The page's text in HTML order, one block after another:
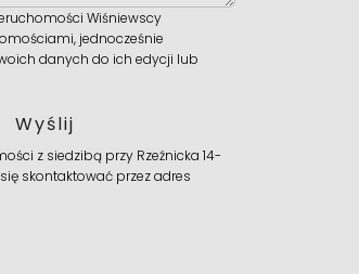
Wiśniewscy
jednocześnie
danych do ich edycji lub
z siedzibą przy Rzeźnicka 14-
skontaktować przez adres